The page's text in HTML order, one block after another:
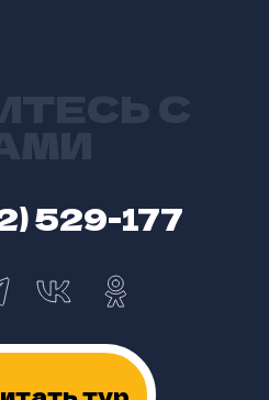
529-177